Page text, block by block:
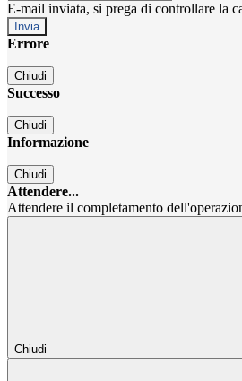
E-mail inviata, si prega di controllare la
Errore
Chiudi
Successo
Chiudi
Informazione
Chiudi
Attendere...
Attendere il completamento
Chiudi